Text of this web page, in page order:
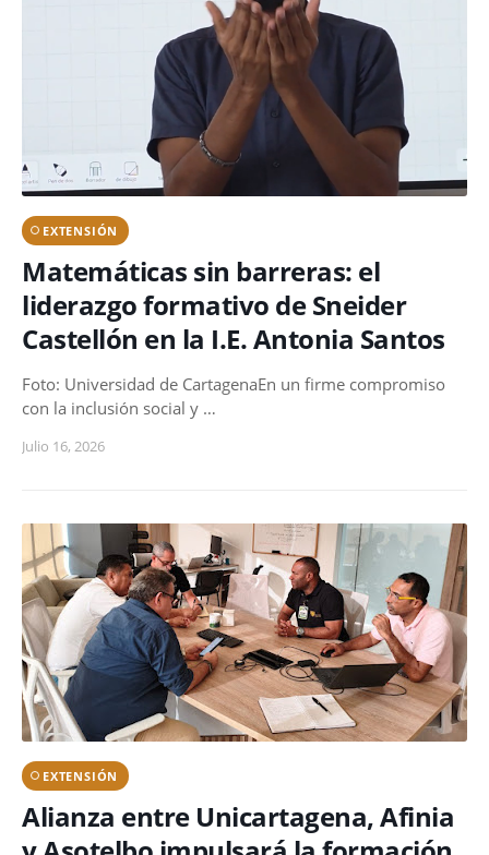
EXTENSIÓN
Matemáticas sin barreras: el
liderazgo formativo de Sneider
Castellón en la I.E. Antonia Santos
Foto: Universidad de CartagenaEn un firme compromiso
con la inclusión social y …
Julio 16, 2026
EXTENSIÓN
Alianza entre Unicartagena, Afinia